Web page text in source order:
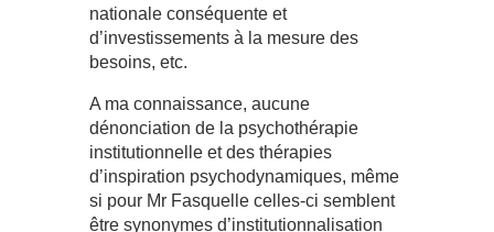
nationale conséquente et
d’investissements à la mesure des
besoins, etc.
A ma connaissance, aucune
dénonciation de la psychothérapie
institutionnelle et des thérapies
d’inspiration psychodynamiques, même
si pour Mr Fasquelle celles-ci semblent
être synonymes d’institutionnalisation